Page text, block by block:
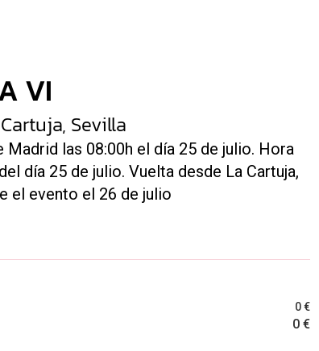
VI
Sevilla
las 08:00h el día 25 de julio. Hora
día 25 de julio. Vuelta desde La Cartuja,
el evento el 26 de julio